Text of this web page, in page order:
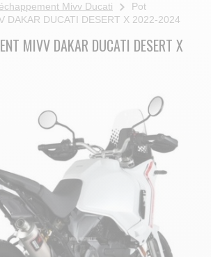
Mivv Ducati
Pot
DAKAR DUCATI DESERT X 2022-2024
MIVV DAKAR DUCATI DESERT X